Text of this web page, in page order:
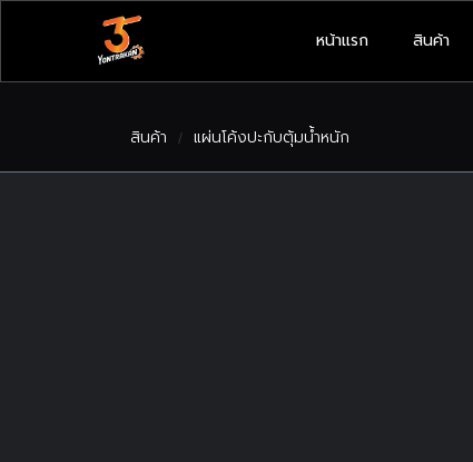
หน้าแรก สินค้า
สินค้า / แผ่นโค้งปะกับตุ้มน้ำหนัก